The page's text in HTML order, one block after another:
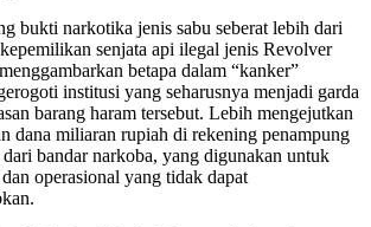
bukti narkotika jenis sabu seberat lebih dari
senjata api ilegal jenis Revolver
betapa dalam “kanker”
institusi yang seharusnya menjadi garda
barang haram tersebut. Lebih mengejutkan
dana miliaran rupiah di rekening penampung
bandar narkoba, yang digunakan untuk
operasional yang tidak dapat